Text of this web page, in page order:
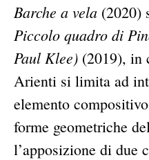
Barche a vela (2020)
Piccolo quadro di
Paul Klee) (2019), in
Arienti si limita ad
elemento
forme geometriche
l’apposizione di due